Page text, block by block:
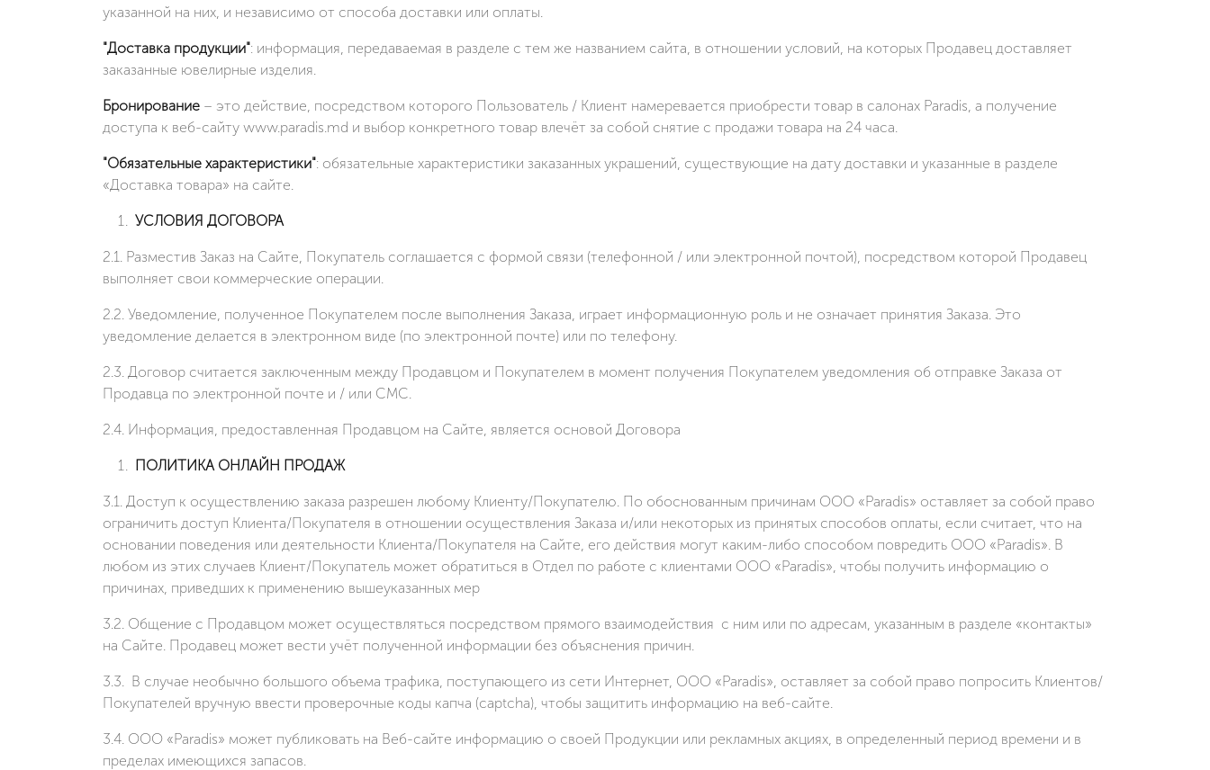
указанной на них, и независимо от способа доставки или оплаты.
"Доставка продукции": информация, передаваемая в разделе с тем же названием сайта, в отношении условий, на которых Продавец доставляет
заказанные ювелирные изделия.
Бронирование – это действие, посредством которого Пользователь / Клиент намеревается приобрести товар в салонах Paradis, а получение
доступа к веб-сайту www.paradis.md и выбор конкретного товар влечёт за собой снятие с продажи товара на 24 часа.
"Обязательные характеристики": обязательные характеристики заказанных украшений, существующие на дату доставки и указанные в разделе
«Доставка товара» на сайте.
УСЛОВИЯ ДОГОВОРА
2.1. Разместив Заказ на Сайте, Покупатель соглашается с формой связи (телефонной / или электронной почтой), посредством которой Продавец
выполняет свои коммерческие операции.
2.2. Уведомление, полученное Покупателем после выполнения Заказа, играет информационную роль и не означает принятия Заказа. Это
уведомление делается в электронном виде (по электронной почте) или по телефону.
2.3. Договор считается заключенным между Продавцом и Покупателем в момент получения Покупателем уведомления об отправке Заказа от
Продавца по электронной почте и / или СМС.
2.4. Информация, предоставленная Продавцом на Сайте, является основой Договора
ПОЛИТИКА ОНЛАЙН ПРОДАЖ
3.1. Доступ к осуществлению заказа разрешен любому Клиенту/Покупателю. По обоснованным причинам ООО «Paradis» оставляет за собой право
ограничить доступ Клиента/Покупателя в отношении осуществления Заказа и/или некоторых из принятых способов оплаты, если считает, что на
основании поведения или деятельности Клиента/Покупателя на Сайте, его действия могут каким-либо способом повредить ООО «Paradis». В
любом из этих случаев Клиент/Покупатель может обратиться в Отдел по работе с клиентами ООО «Paradis», чтобы получить информацию о
причинах, приведших к применению вышеуказанных мер
3.2. Общение с Продавцом может осуществляться посредством прямого взаимодействия с ним или по адресам, указанным в разделе «контакты»
на Сайте. Продавец может вести учёт полученной информации без объяснения причин.
3.3. В случае необычно большого объема трафика, поступающего из сети Интернет, ООО «Paradis», оставляет за собой право попросить Клиентов/
Покупателей вручную ввести проверочные коды капча (captcha), чтобы защитить информацию на веб-сайте.
3.4. ООО «Paradis» может публиковать на Веб-сайте информацию о своей Продукции или рекламных акциях, в определенный период времени и в
пределах имеющихся запасов.